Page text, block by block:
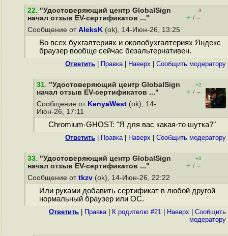
22. "Удостоверяющий центр GlobalSign
начал отзыв EV-сертификатов ..."
–3
+ / –
Сообщение от AleksK (ok), 14-Июн-26, 13:25
Во всех бухгалтериях и околобухгалтериях Яндекс
браузер вообще сейчас безальтернативен.
Ответить Правка| Наверх Cообщить модератору
31. "Удостоверяющий центр GlobalSign
начал отзыв EV-сертификатов ..."
+2
+ / –
Сообщение от KenyaWest (ok), 14-
Июн-26, 17:11
Chromium-GHOST: "Я для вас какая-то шутка?"
Ответить Правка| Наверх Cообщить модератору
33. "Удостоверяющий центр GlobalSign
начал отзыв EV-сертификатов ..."
+3
+ / –
Сообщение от tkzv (ok), 14-Июн-26, 22:22
Или руками добавить сертификат в любой другой
нормальный браузер или ОС.
Ответить Правка| К родителю #21 Наверх
Cообщить
модератору